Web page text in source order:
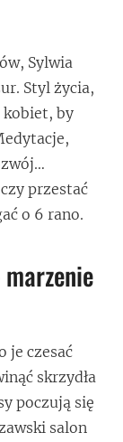
Sylwia
Styl życia,
kobiet, by
przestać
o 6 rano.
je czesać
skrzydła
poczują się
salon